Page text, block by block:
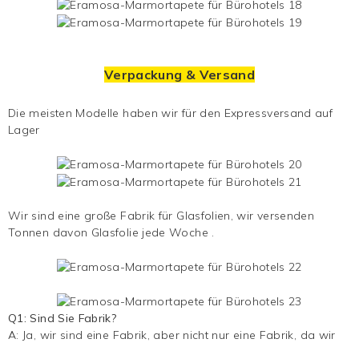
Verpackung & Versand
Die meisten Modelle haben wir für den Expressversand auf
Lager
Wir sind eine große Fabrik für Glasfolien, wir versenden
Tonnen davon Glasfolie jede Woche .
Q1: Sind Sie Fabrik?
A: Ja, wir sind eine Fabrik, aber nicht nur eine Fabrik, da wir